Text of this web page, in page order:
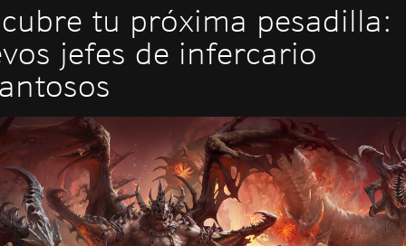
tu próxima pesadilla:
jefes de infercario